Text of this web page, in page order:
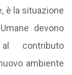
è la situazione
devono
contributo
ambiente